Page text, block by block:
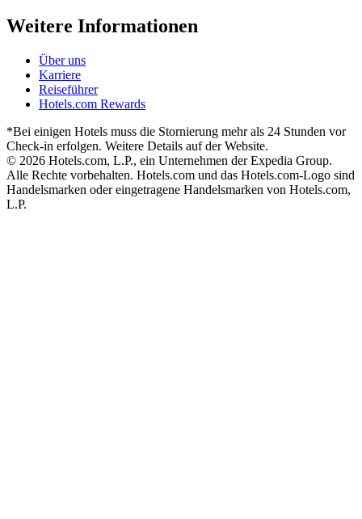
Weitere Informationen
Über uns
Karriere
Reiseführer
Hotels.com Rewards
*Bei einigen Hotels muss die Stornierung mehr als 24 Stunden vor
Check-in erfolgen. Weitere Details auf der Website.
© 2026 Hotels.com, L.P., ein Unternehmen der Expedia Group.
Alle Rechte vorbehalten. Hotels.com und das Hotels.com-Logo sind
Handelsmarken oder eingetragene Handelsmarken von Hotels.com,
L.P.